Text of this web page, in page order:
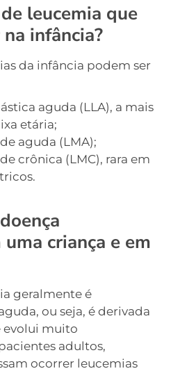
leucemia que
infância?
da infância podem ser
aguda (LLA), a mais
etária;
aguda (LMA);
crônica (LMC), rara em
criança e em
geralmente é
ou seja, é derivada
evolui muito
adultos,
ocorrer leucemias